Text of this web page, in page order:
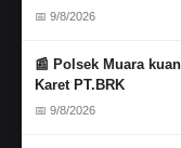
📅 9/8/2026
📰 Polsek Muara
Karet PT.BRK
📅 9/8/2026